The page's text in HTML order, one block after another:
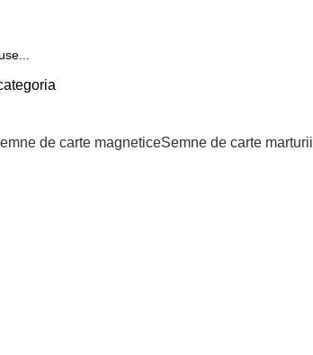
de carte magneticeSemne de carte marturii